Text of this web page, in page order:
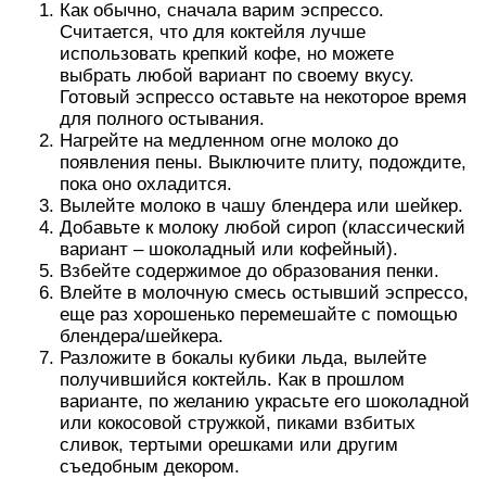
Как обычно, сначала варим эспрессо.
Считается, что для коктейля лучше
использовать крепкий кофе, но можете
выбрать любой вариант по своему вкусу.
Готовый эспрессо оставьте на некоторое время
для полного остывания.
Нагрейте на медленном огне молоко до
появления пены. Выключите плиту, подождите,
пока оно охладится.
Вылейте молоко в чашу блендера или шейкер.
Добавьте к молоку любой сироп (классический
вариант – шоколадный или кофейный).
Взбейте содержимое до образования пенки.
Влейте в молочную смесь остывший эспрессо,
еще раз хорошенько перемешайте с помощью
блендера/шейкера.
Разложите в бокалы кубики льда, вылейте
получившийся коктейль. Как в прошлом
варианте, по желанию украсьте его шоколадной
или кокосовой стружкой, пиками взбитых
сливок, тертыми орешками или другим
съедобным декором.